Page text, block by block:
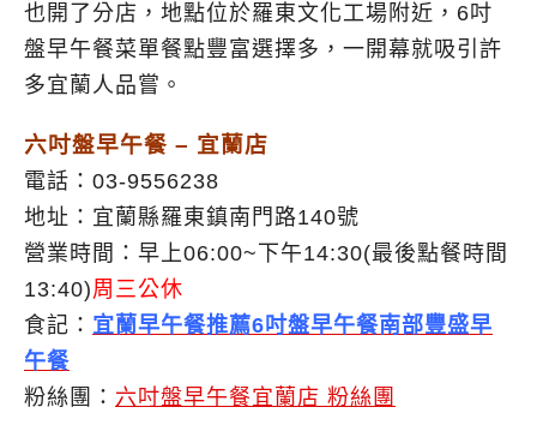
也開了分店，地點位於羅東文化工場附近，6吋
盤早午餐菜單餐點豐富選擇多，一開幕就吸引許
多宜蘭人品嘗。
六吋盤早午餐 – 宜蘭店
電話：03-9556238
地址：宜蘭縣羅東鎮南門路140號
營業時間：早上06:00~下午14:30(最後點餐時間
13:40)周三公休
食記： 宜蘭早午餐推薦6吋盤早午餐南部豐盛早
午餐
粉絲團： 六吋盤早午餐宜蘭店 粉絲團